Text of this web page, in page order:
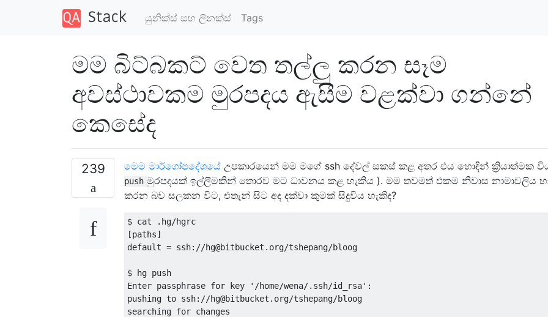
යුනික්ස් සහ ලිනක්ස් Tags
මම බිට්බකට් වෙත තල්ලු කරන සෑම
අවස්ථාවකම මුරපදය ඇසීම වළක්වා ගන්නේ
කෙසේද
239 මෙම මාර්ගෝපදේශයේ උපකාරයෙන් මම මගේ ssh දේවල් සකස් කළ අතර එය හොඳින් ක්‍රියාත්මක
push මුරපදයක් ඉල්ලීමකින් තොරව මට ධාවනය කළ හැකිය ). මම තවමත් එකම නිවාස නාමාවලිය
කරන බව සලකන විට, එතැන් සිට අද දක්වා කුමක් සිදුවිය හැකිද?
$ cat .hg/hgrc
[paths]
default = ssh://hg@bitbucket.org/tshepang/bloog
$ hg push
Enter passphrase for key '/home/wena/.ssh/id_rsa':
pushing to ssh://hg@bitbucket.org/tshepang/bloog
searching for changes